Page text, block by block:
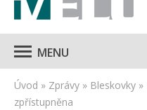
MENU
Úvod » Zprávy » Bleskovky »
zpřístupněna